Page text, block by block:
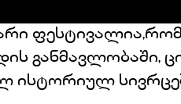
განმავლობაში,
ისტორიულ